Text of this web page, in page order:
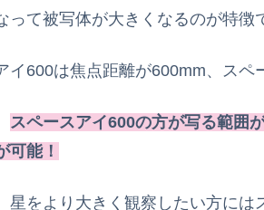
って被写体が大きくなるのが特徴
イ600は焦点距離が600mm、スペ
スペースアイ600の方が写る範囲
可能！
星をより大きく観察したい方に